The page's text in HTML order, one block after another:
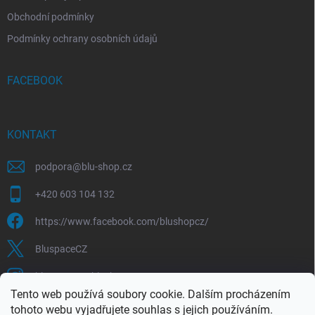
Tento web používá soubory cookie. Dalším procházením
tohoto webu vyjadřujete souhlas s jejich používáním.
Obchodní podmínky
Podmínky ochrany osobních údajů
FACEBOOK
KONTAKT
podpora@blu-shop.cz
+420 603 104 132
https://www.facebook.com/blushopcz/
BluspaceCZ
bluspace.cz_blushop.cz